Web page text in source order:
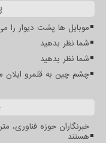
موبایل ها پشت دیوار را
شما نظر بدهید
شما نظر بدهید
چشم چین به قلمرو
خبرنگاران حوزه فناوری،
هستند